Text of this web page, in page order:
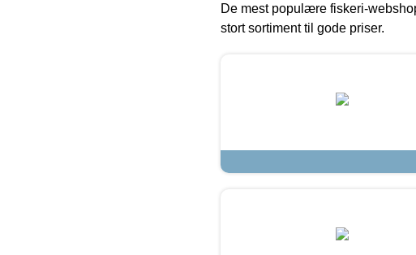
De mest populære fiskeri-
stort sortiment til gode priser.